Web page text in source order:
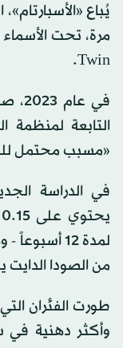
Twin.
في
التابعة لمنظمة
«مسبب محتمل
في الدراسة
لمدة 12
من الصودا الدايت
طورت الفئران
وأكثر دهنية